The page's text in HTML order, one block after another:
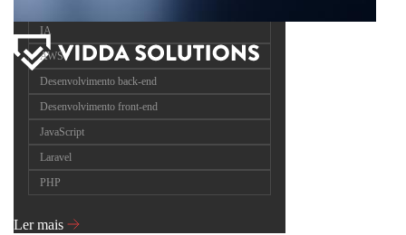
IA
AWS
Desenvolvimento back-end
Desenvolvimento front-end
JavaScript
Laravel
PHP
Ler mais